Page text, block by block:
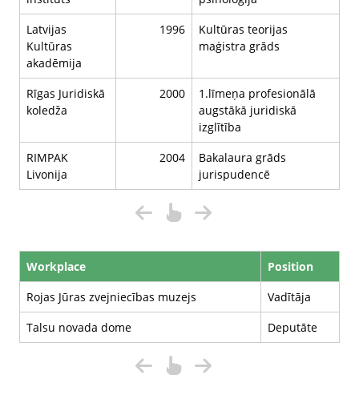
Latvijas
Kultūras
akadēmija
1996
Kultūras teorijas
maģistra grāds
Rīgas Juridiskā
koledža
2000
1.līmeņa profesionālā
augstākā juridiskā
izglītība
RIMPAK
Livonija
2004
Bakalaura grāds
jurispudencē
Workplace
Position
Rojas Jūras zvejniecības muzejs
Vadītāja
Talsu novada dome
Deputāte